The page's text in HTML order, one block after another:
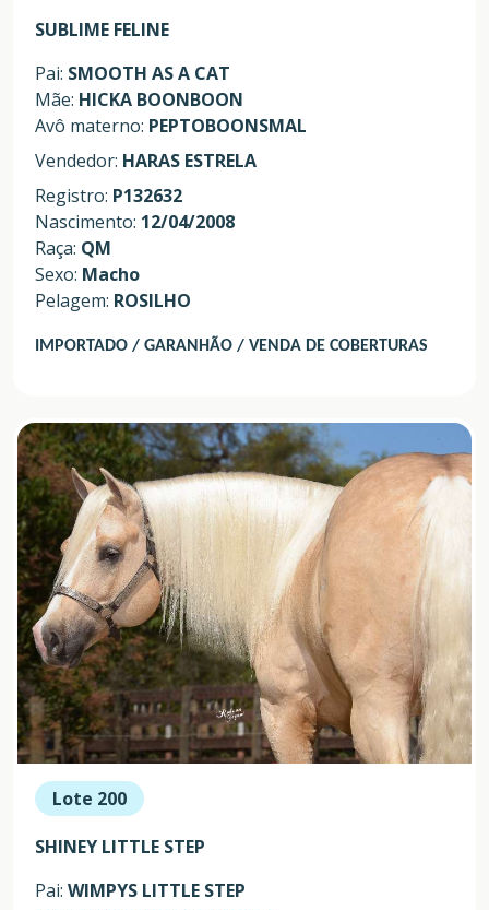
SUBLIME FELINE
Pai: SMOOTH AS A CAT
Mãe: HICKA BOONBOON
Avô materno: PEPTOBOONSMAL
Vendedor: HARAS ESTRELA
Registro: P132632
Nascimento: 12/04/2008
Raça: QM
Sexo: Macho
Pelagem: ROSILHO
IMPORTADO / GARANHÃO / VENDA DE COBERTURAS
Lote 200
SHINEY LITTLE STEP
Pai: WIMPYS LITTLE STEP